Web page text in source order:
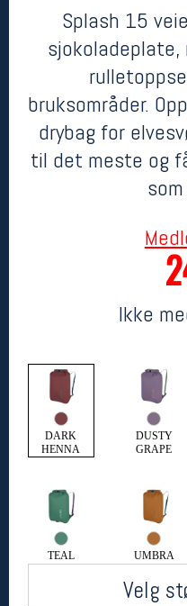
Splash 15
bruksområder.
drybag for
til det meste og
Ikke
DARK
HENNA
DUSTY
GRAPE
TEAL UMBRA
Velg
Her finner du
Oslo Sportslager
Telefon: 23 32 62 00
(telefontid man-fredag
Vis i kart
Om oss
Kontakt oss
Åpningstider
Man-Fredag:
Lørdag: